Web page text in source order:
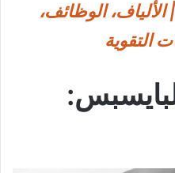
الوظائف،
التقوية